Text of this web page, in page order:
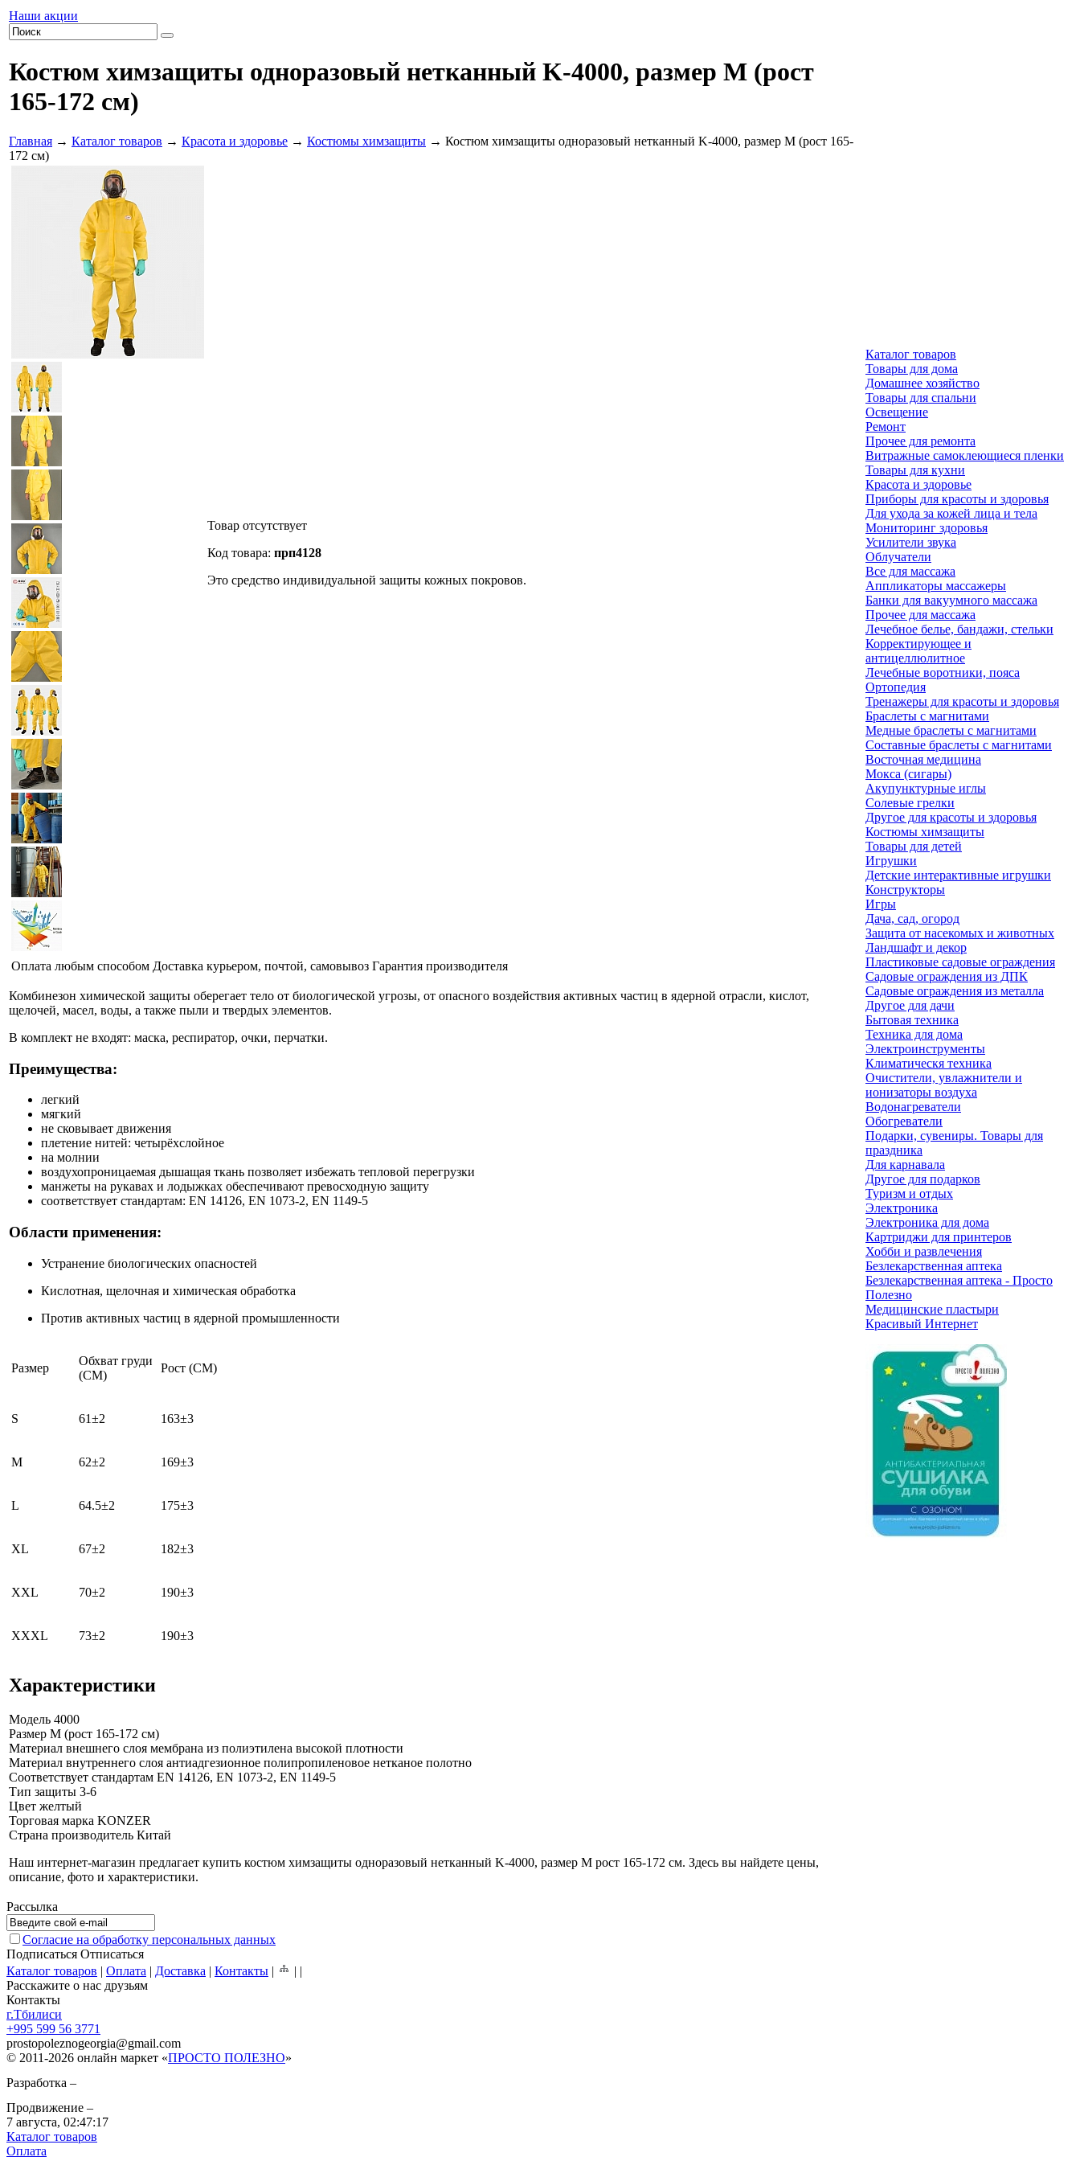
Наши акции
Костюм химзащиты одноразовый нетканный K-4000, размер M (рост
165-172 см)
Главная → Каталог товаров → Красота и здоровье → Костюмы химзащиты → Костюм химзащиты одноразовый нетканный K-4000, размер M (рост 165-
172 см)
Товар отсутствует
Код товара: прп4128
Это средство индивидуальной защиты кожных покровов.
Оплата любым способом Доставка курьером, почтой, самовывоз Гарантия производителя
Комбинезон химической защиты оберегает тело от биологической угрозы, от опасного воздействия активных частиц в ядерной отрасли, кислот,
щелочей, масел, воды, а также пыли и твердых элементов.
В комплект не входят: маска, респиратор, очки, перчатки.
Преимущества:
легкий
мягкий
не сковывает движения
плетение нитей: четырёхслойное
на молнии
воздухопроницаемая дышащая ткань позволяет избежать тепловой перегрузки
манжеты на рукавах и лодыжках обеспечивают превосходную защиту
соответствует стандартам: EN 14126, EN 1073-2, EN 1149-5
Области применения:
Устранение биологических опасностей
Кислотная, щелочная и химическая обработка
Против активных частиц в ядерной промышленности
Размер
Обхват груди
(CM)
Рост (CM)
S 61±2 163±3
M 62±2 169±3
L 64.5±2 175±3
XL 67±2 182±3
XXL 70±2 190±3
XXXL 73±2 190±3
Характеристики
Модель 4000
Размер M (рост 165-172 см)
Материал внешнего слоя мембрана из полиэтилена высокой плотности
Материал внутреннего слоя антиадгезионное полипропиленовое нетканое полотно
Соответствует стандартам EN 14126, EN 1073-2, EN 1149-5
Тип защиты 3-6
Цвет желтый
Торговая марка KONZER
Страна производитель Китай
Наш интернет-магазин предлагает купить костюм химзащиты одноразовый нетканный K-4000, размер M рост 165-172 см. Здесь вы найдете цены,
описание, фото и характеристики.
Каталог товаров
Товары для дома
Домашнее хозяйство
Товары для спальни
Освещение
Ремонт
Прочее для ремонта
Витражные самоклеющиеся пленки
Товары для кухни
Красота и здоровье
Приборы для красоты и здоровья
Для ухода за кожей лица и тела
Мониторинг здоровья
Усилители звука
Облучатели
Все для массажа
Аппликаторы массажеры
Банки для вакуумного массажа
Прочее для массажа
Лечебное белье, бандажи, стельки
Корректирующее и
антицеллюлитное
Лечебные воротники, пояса
Ортопедия
Тренажеры для красоты и здоровья
Браслеты с магнитами
Медные браслеты с магнитами
Составные браслеты с магнитами
Восточная медицина
Мокса (сигары)
Акупунктурные иглы
Солевые грелки
Другое для красоты и здоровья
Костюмы химзащиты
Товары для детей
Игрушки
Детские интерактивные игрушки
Конструкторы
Игры
Дача, сад, огород
Защита от насекомых и животных
Ландшафт и декор
Пластиковые садовые ограждения
Садовые ограждения из ДПК
Садовые ограждения из металла
Другое для дачи
Бытовая техника
Техника для дома
Электроинструменты
Климатическя техника
Очистители, увлажнители и
ионизаторы воздуха
Водонагреватели
Обогреватели
Подарки, сувениры. Товары для
праздника
Для карнавала
Другое для подарков
Туризм и отдых
Электроника
Электроника для дома
Картриджи для принтеров
Хобби и развлечения
Безлекарственная аптека
Безлекарственная аптека - Просто
Полезно
Медицинские пластыри
Красивый Интернет
Рассылка
Согласие на обработку персональных данных
Подписаться Отписаться
Каталог товаров | Оплата | Доставка | Контакты | | |
Расскажите о нас друзьям
Контакты
г.Тбилиси
+995 599 56 3771
prostopoleznogeorgia@gmail.com
© 2011-2026 онлайн маркет «ПРОСТО ПОЛЕЗНО»
Разработка –
Продвижение –
7 августа, 02:47:17
Каталог товаров
Оплата